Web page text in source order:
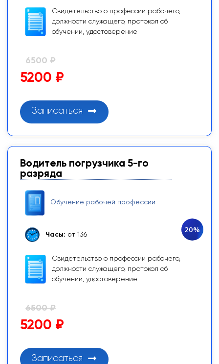
Свидетельство о профессии рабочего,
должности служащего, протокол об
обучении, удостоверение
6500 ₽
5200 ₽
Записаться
Водитель погрузчика 5-го
разряда
Обучение рабочей профессии
Часы: от 136
Свидетельство о профессии рабочего,
должности служащего, протокол об
обучении, удостоверение
20%
6500 ₽
5200 ₽
Записаться